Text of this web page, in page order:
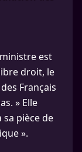
est
droit, le
Français
» Elle
pièce de
».